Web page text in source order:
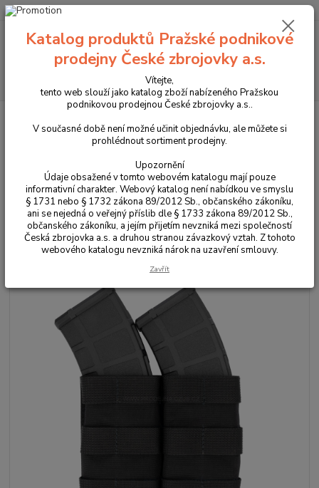
Menu
+420 225 375 800
2 zásobník pro SA 58/ CZ 805 Bren a CZ Bren 2 v ráži 7,62x39
Samosvorná sumka FAST-S na 2
zásobník pro SA 58/ CZ 805 Bren
a CZ Bren 2 v ráži 7,62x39
Novinka
Katalog produktů Pražské podnikové
prodejny České zbrojovky a.s.
Vítejte,
tento web slouží jako katalog zboží nabízeného Pražskou
podnikovou prodejnou České zbrojovky a.s..
V současné době není možné učinit objednávku, ale můžete si
prohlédnout sortiment prodejny.
Upozornění
Údaje obsažené v tomto webovém katalogu mají pouze
informativní charakter. Webový katalog není nabídkou ve smyslu
§ 1731 nebo § 1732 zákona 89/2012 Sb., občanského zákoníku,
ani se nejedná o veřejný příslib dle § 1733 zákona 89/2012 Sb.,
občanského zákoníku, a jejím přijetím nevzniká mezi společností
Česká zbrojovka a.s. a druhou stranou závazkový vztah. Z tohoto
webového katalogu nevzniká nárok na uzavření smlouvy.
Zavřít